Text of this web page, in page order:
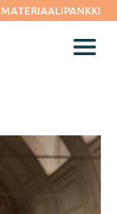
MATERIAALIPANKKI
Menu